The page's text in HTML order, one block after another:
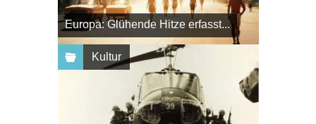
Europa: Glühende Hitze erfasst...
Kultur